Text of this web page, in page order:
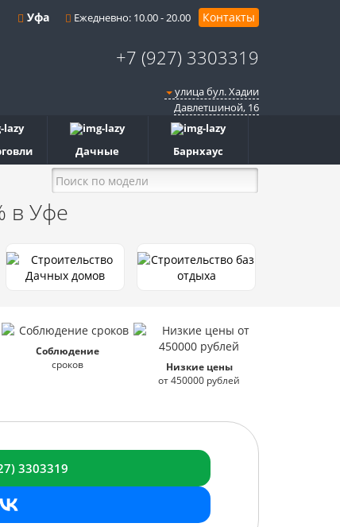
Уфа Ежедневно: 10.00 - 20.00 Контакты
+7 (927) 3303319
улица бул. Хадии
Давлетшиной, 16
Дачные Барнхаус
в Уфе
Соблюдение
сроков
Низкие цены
от 450000 рублей
3303319